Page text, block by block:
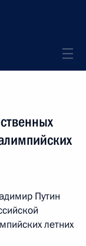
Путин
летних